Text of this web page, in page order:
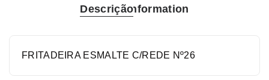
DescriçãoInformation
FRITADEIRA ESMALTE C/REDE Nº26